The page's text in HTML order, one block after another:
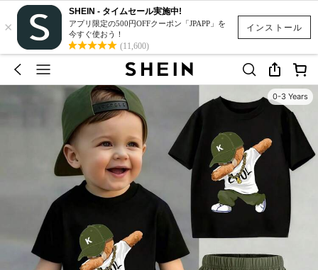
インストール
×
SHEIN - タイムセール実施中!
アプリ限定の500円OFFクーポン「JPAPP」を
今すぐ使おう！
(11,600)
0-3 Years